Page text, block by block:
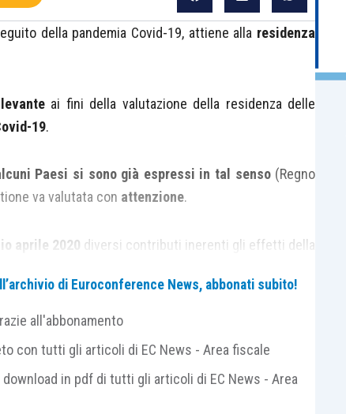
della pandemia Covid-19, attiene alla residenza
ai fini della valutazione della residenza delle
19.
Paesi si sono già espressi in tal senso(Regno
va valutata con attenzione.
aprile 2020 diversi contributi inerenti gli effetti della
coronavirus/en/).
in grado di spostarsi
di Euroconference News, abbonati subito!
all'abbonamento
con tutti gli articoli di EC News - Area fiscale
in pdf di tutti gli articoli di EC News - Area